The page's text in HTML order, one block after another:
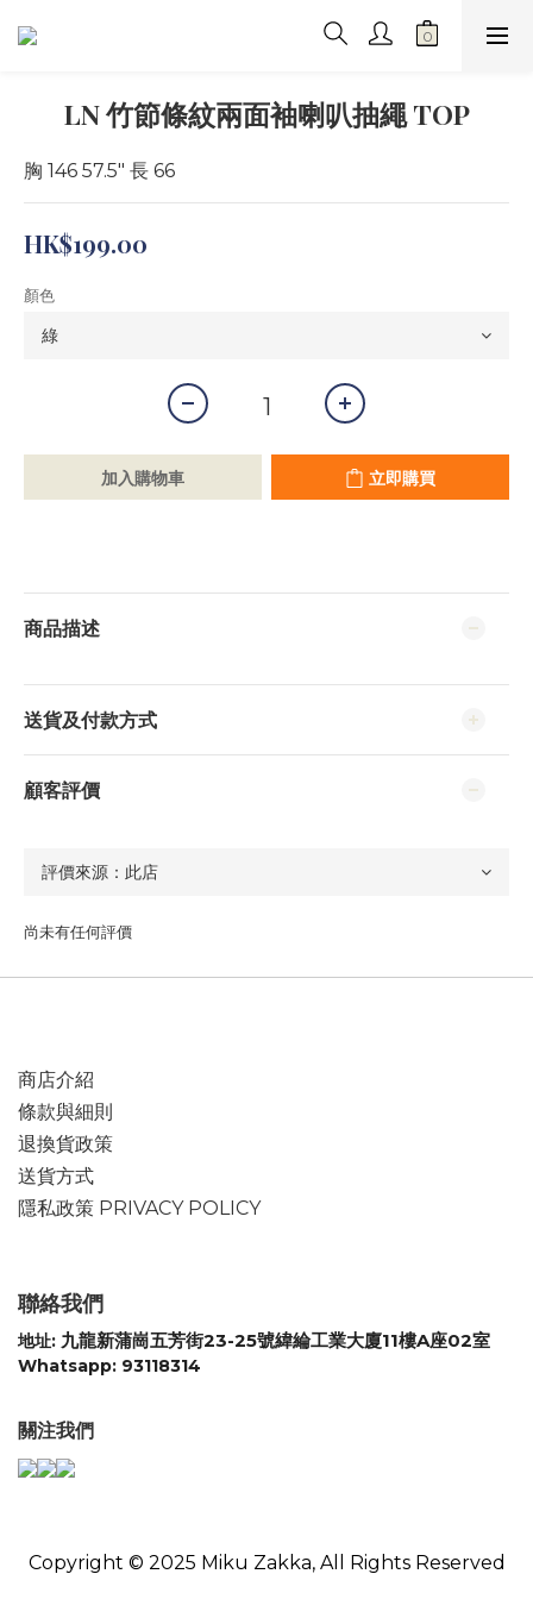
LN 竹節條紋兩面袖喇叭抽繩 TOP
胸 146 57.5" 長 66
HK$199.00
顏色
加入購物車 立即購買
商品描述
送貨及付款方式
顧客評價
尚未有任何評價
商店介紹
條款與細則
退換貨政策
送貨方式
隱私政策 PRIVACY POLICY
聯絡我們
地址: 九龍新蒲崗五芳街23-25號緯綸工業大廈11樓A座02室
Whatsapp: 93118314
關注我們
Copyright © 2025 Miku Zakka, All Rights Reserved